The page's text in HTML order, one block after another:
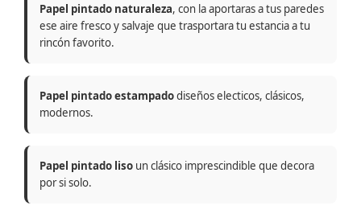
Papel pintado naturaleza, con la aportaras a tus paredes
ese aire fresco y salvaje que trasportara tu estancia a tu
rincón favorito.
Papel pintado estampadodiseños electicos, clásicos,
modernos.
Papel pintado liso un clásico imprescindible que decora
por si solo.